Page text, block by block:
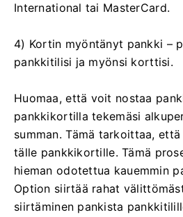
International tai MasterCard.
4) Kortin myöntänyt pankki –
pankkitilisi ja myönsi korttisi.
Huomaa, että voit nostaa
pankkikortilla tekemäsi
summan. Tämä tarkoittaa,
tälle pankkikortille. Tämä
hieman odotettua kauemmin
Option siirtää rahat
siirtäminen pankista